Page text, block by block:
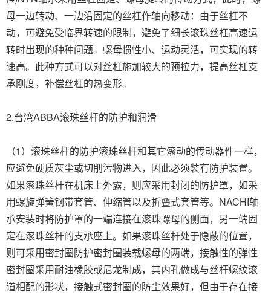
母一边转动、一边沿固定的丝杠作轴向移动：由于丝杠不
动，可避免受临界转速的限制，避免了细长滚珠丝杠高速运
转时出现的种种问题。螺母惯性小、运动灵活，可实现的转
速高。此种方式可以对丝杠施加较大的预拉力，提高丝杠支
承刚度，补偿丝杠的热变形。
2.台湾ABBA滚珠丝杆的防护和润滑
（1）滚珠丝杆的防护滚珠丝杆和其它滚动的传动器件一样，
应避免硬质灰尘或切削污物进入，因此必须装有防护装置。
如果滚珠丝杆在机床上外露，则应采用封闭的防护罩，如采
用螺旋弹簧钢带套管、伸缩管以及折叠式套管等。NACHI轴
承安装时将防护罩的一端连接在滚珠螺母的侧面，另一端固
定在滚珠丝杆的支承座上。如果滚珠丝杆处于隐蔽的位置，
则可采用密封圈防护密封圈装载螺母的两端，接触性的弹性
密封圈采用耐油橡胶或尼龙制成，其内孔做成与丝杆螺纹滚
道相配的形状，接触式密封圈的防尘效果好，但由于存在接